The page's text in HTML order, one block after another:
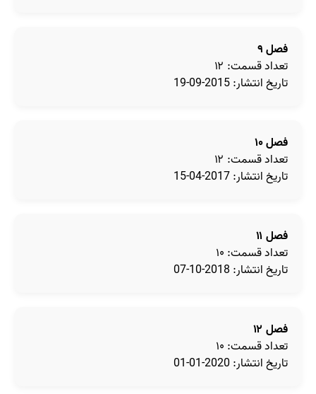
فصل ۹
تعداد قسمت: ۱۲
تاریخ انتشار: 2015-09-19
فصل ۱۰
تعداد قسمت: ۱۲
تاریخ انتشار: 2017-04-15
فصل ۱۱
تعداد قسمت: ۱۰
تاریخ انتشار: 2018-10-07
فصل ۱۲
تعداد قسمت: ۱۰
تاریخ انتشار: 2020-01-01